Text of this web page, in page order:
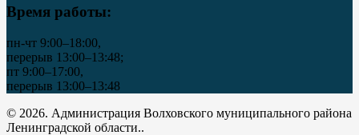
Время работы:
пн-чт 9:00–18:00,
перерыв 13:00–13:48;
пт 9:00–17:00,
перерыв 13:00–13:48
© 2026. Администрация Волховского муниципального района
Ленинградской области..